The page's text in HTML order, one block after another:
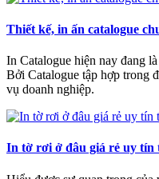
Thiết kế, in ấn catalogue
In Catalogue hiện nay đang
Bởi Catalogue tập hợp trong
vụ doanh nghiệp.
In tờ rơi ở đâu giá rẻ uy tín